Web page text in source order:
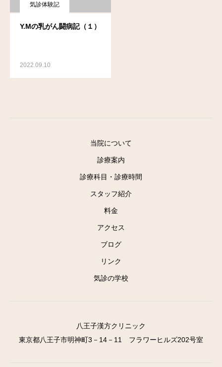
気診体験記
Y.Mの乳がん闘病記（１）
2022.09.10
当院について
診療案内
診療科目・診療時間
スタッフ紹介
料金
アクセス
ブログ
リンク
気診の学校
八王子漢方クリニック
東京都八王子市明神町3－14－11 フラワーヒルズ202号室